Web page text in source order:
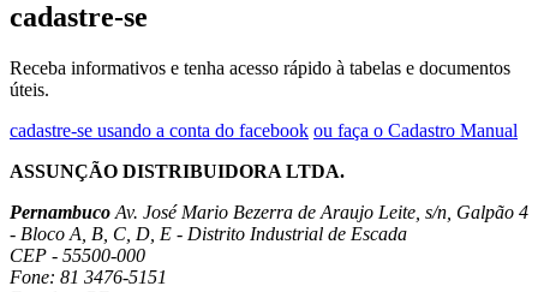
cadastre-se
Receba informativos e tenha acesso rápido à tabelas e documentos
úteis.
cadastre-se usando a conta do facebook ou faça o Cadastro Manual
ASSUNÇÃO DISTRIBUIDORA LTDA.
Pernambuco Av. José Mario Bezerra de Araujo Leite, s/n, Galpão 4
- Bloco A, B, C, D, E - Distrito Industrial de Escada
CEP - 55500-000
Fone: 81 3476-5151